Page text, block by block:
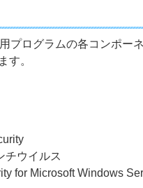
プログラムの各コンポー
す。
チウイルス
for Microsoft Windows